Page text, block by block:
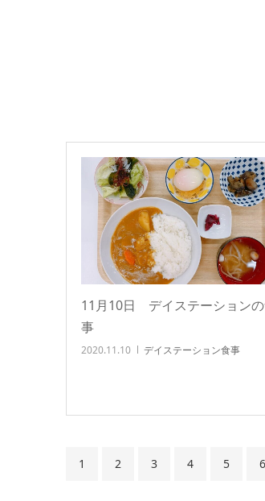
11月10日 デイステーション
事
2020.11.10 デイステーション食事
1 2 3 4 5 6